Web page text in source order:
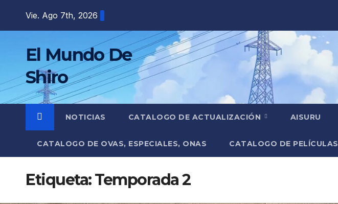
Vie. Ago 7th, 2026
El Mundo De
Shiro
NOTICIAS CATALOGO DE ACTUALIZACIÓN AISURU
CATALOGO DE OVAS, ESPECIALES, ONAS CATALOGO DE PELÍCULAS
Etiqueta:Temporada 2